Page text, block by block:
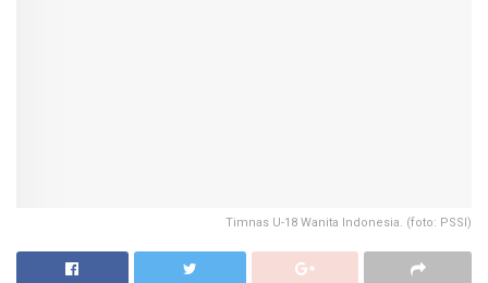
Timnas U-18 Wanita Indonesia. (foto: PSSI)